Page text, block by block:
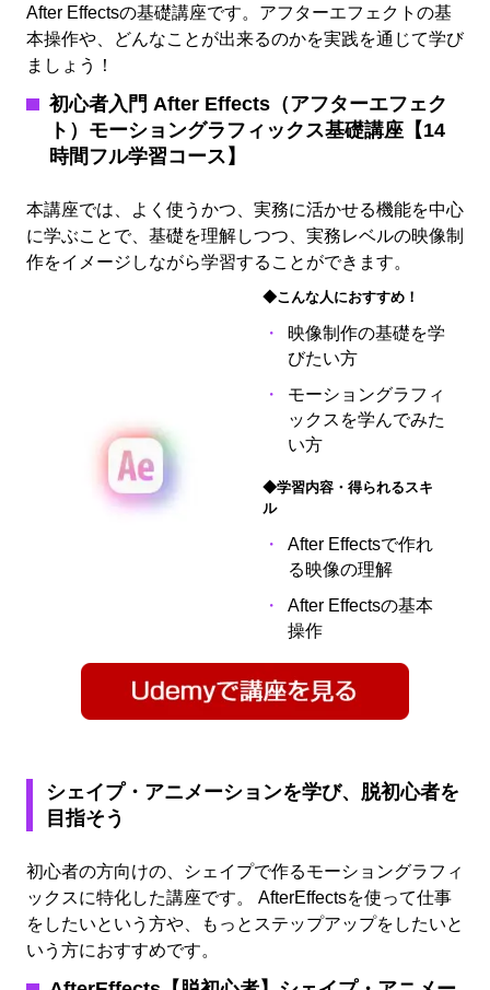
After Effectsの基礎講座です。アフターエフェクトの基
本操作や、どんなことが出来るのかを実践を通じて学び
ましょう！
初心者入門 After Effects（アフターエフェク
ト）モーショングラフィックス基礎講座【14
時間フル学習コース】
本講座では、よく使うかつ、実務に活かせる機能を中心
に学ぶことで、基礎を理解しつつ、実務レベルの映像制
作をイメージしながら学習することができます。
◆こんな人におすすめ！
映像制作の基礎を学
びたい方
モーショングラフィ
ックスを学んでみた
い方
◆学習内容・得られるスキ
ル
After Effectsで作れ
る映像の理解
After Effectsの基本
操作
シェイプ・アニメーションを学び、脱初心者を
目指そう
初心者の方向けの、シェイプで作るモーショングラフィ
ックスに特化した講座です。 AfterEffectsを使って仕事
をしたいという方や、もっとステップアップをしたいと
いう方におすすめです。